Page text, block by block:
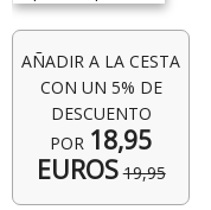
AÑADIR A LA CESTA
CON UN 5% DE
DESCUENTO
POR 18,95
EUROS 19,95